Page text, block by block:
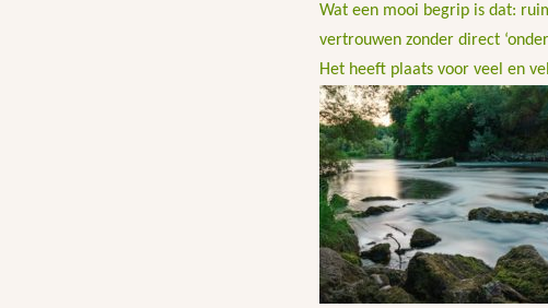
Wat een mooi begrip is dat:
vertrouwen zonder direct
Het heeft plaats voor veel en